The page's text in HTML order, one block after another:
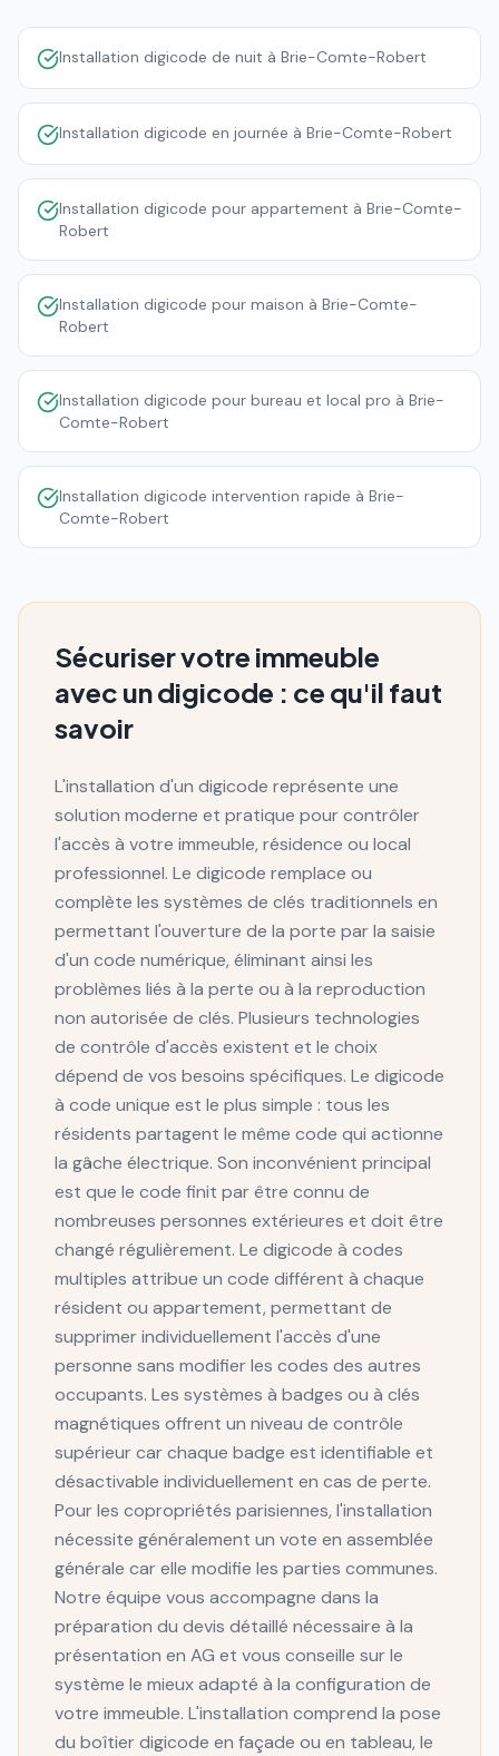
Installation digicode de nuit à Brie-Comte-Robert
Installation digicode en journée à Brie-Comte-Robert
Installation digicode pour appartement à Brie-Comte-
Robert
Installation digicode pour maison à Brie-Comte-
Robert
Installation digicode pour bureau et local pro à Brie-
Comte-Robert
Installation digicode intervention rapide à Brie-
Comte-Robert
Sécuriser votre immeuble
avec un digicode : ce qu'il faut
savoir
L'installation d'un digicode représente une
solution moderne et pratique pour contrôler
l'accès à votre immeuble, résidence ou local
professionnel. Le digicode remplace ou
complète les systèmes de clés traditionnels en
permettant l'ouverture de la porte par la saisie
d'un code numérique, éliminant ainsi les
problèmes liés à la perte ou à la reproduction
non autorisée de clés. Plusieurs technologies
de contrôle d'accès existent et le choix
dépend de vos besoins spécifiques. Le digicode
à code unique est le plus simple : tous les
résidents partagent le même code qui actionne
la gâche électrique. Son inconvénient principal
est que le code finit par être connu de
nombreuses personnes extérieures et doit être
changé régulièrement. Le digicode à codes
multiples attribue un code différent à chaque
résident ou appartement, permettant de
supprimer individuellement l'accès d'une
personne sans modifier les codes des autres
occupants. Les systèmes à badges ou à clés
magnétiques offrent un niveau de contrôle
supérieur car chaque badge est identifiable et
désactivable individuellement en cas de perte.
Pour les copropriétés parisiennes, l'installation
nécessite généralement un vote en assemblée
générale car elle modifie les parties communes.
Notre équipe vous accompagne dans la
préparation du devis détaillé nécessaire à la
présentation en AG et vous conseille sur le
système le mieux adapté à la configuration de
votre immeuble. L'installation comprend la pose
du boîtier digicode en façade ou en tableau, le